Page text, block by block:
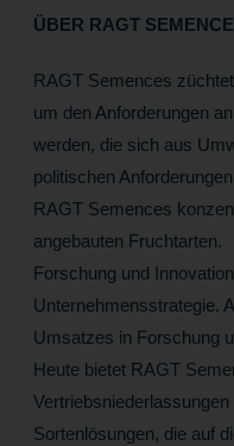
ÜBER RAGT
RAGT Semences
um den Anforderungen
werden, die sich aus
politischen
RAGT Semences
angebauten Fruchtarten.
Forschung und
Unternehmensstrategie.
Umsatzes in Forschung
Heute bietet RAGT
Sortenlösungen, die auf